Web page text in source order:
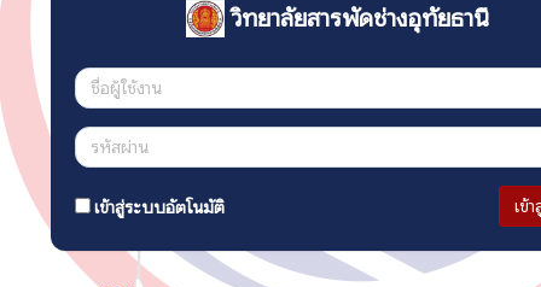
วิทยาลัยสารพัดช่างอุทัยธานี
เข้าสู่ระบบอัตโนมัติ เข้